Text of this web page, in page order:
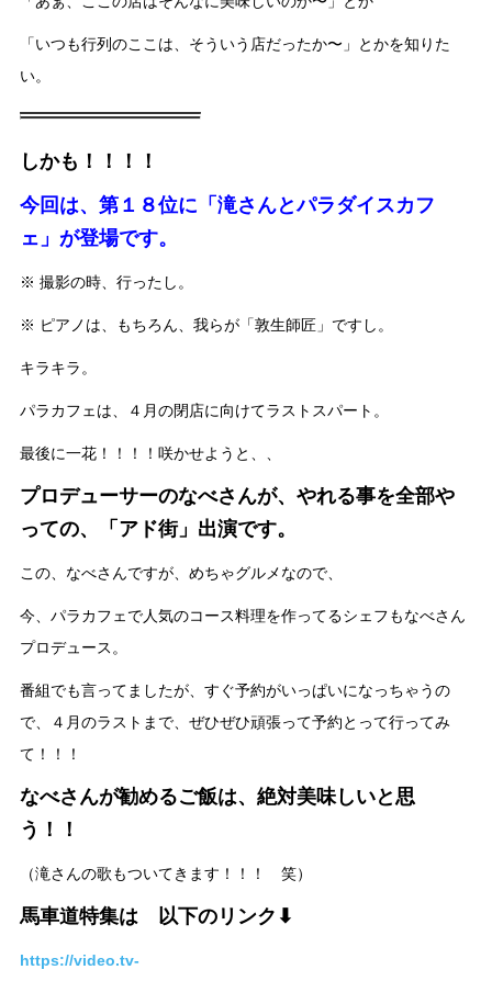
「いつも行列のここは、そういう店だったか〜」とかを知りた
い。
しかも！！！！
今回は、第１８位に「滝さんとパラダイスカフ
ェ」が登場です。
※ 撮影の時、行ったし。
※ ピアノは、もちろん、我らが「敦生師匠」ですし。
キラキラ。
パラカフェは、４月の閉店に向けてラストスパート。
最後に一花！！！！咲かせようと、、
プロデューサーのなべさんが、やれる事を全部や
っての、「アド街」出演です。
この、なべさんですが、めちゃグルメなので、
今、パラカフェで人気のコース料理を作ってるシェフもなべさん
プロデュース。
番組でも言ってましたが、すぐ予約がいっぱいになっちゃうの
で、４月のラストまで、ぜひぜひ頑張って予約とって行ってみ
て！！！
なべさんが勧めるご飯は、絶対美味しいと思
う！！
（滝さんの歌もついてきます！！！ 笑）
馬車道特集は 以下のリンク⬇︎
https://video.tv-